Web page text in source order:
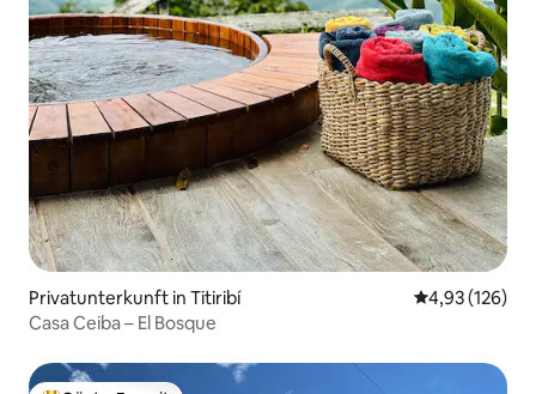
Privatunterkunft in Titiribí
4,93 (126)
Casa Ceiba – El Bosque